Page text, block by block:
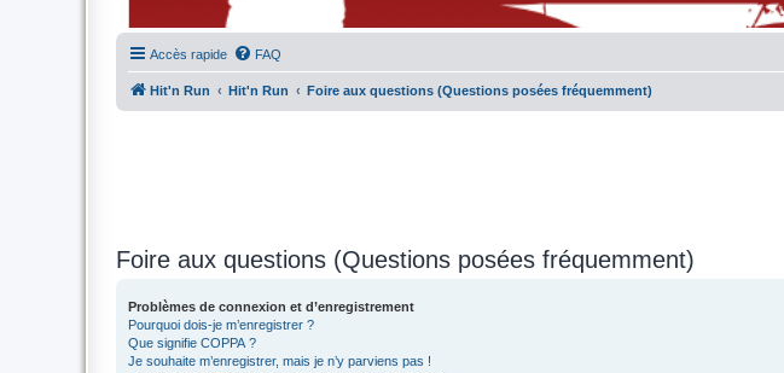
Accès rapide FAQ
Hit'n Run Hit'n Run Foire aux questions (Questions posées fréquemment)
Foire aux questions (Questions posées fréquemment)
Problèmes de connexion et d’enregistrement
Pourquoi dois-je m’enregistrer ?
Que signifie COPPA ?
Je souhaite m’enregistrer, mais je n’y parviens pas !